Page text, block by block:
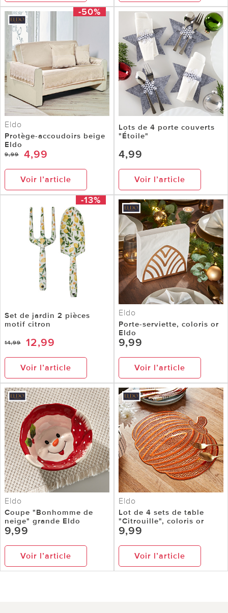
-50%
Eldo
Protège-accoudoirs beige
Eldo
9,99 4,99
Voir l’article
Lots de 4 porte couverts
"Étoile"
4,99
Voir l’article
-13%
Set de jardin 2 pièces
motif citron
14,99 12,99
Voir l’article
Eldo
Porte-serviette, coloris or
Eldo
9,99
Voir l’article
Eldo
Coupe "Bonhomme de
neige" grande Eldo
9,99
Voir l’article
Eldo
Lot de 4 sets de table
"Citrouille", coloris or
9,99
Voir l’article